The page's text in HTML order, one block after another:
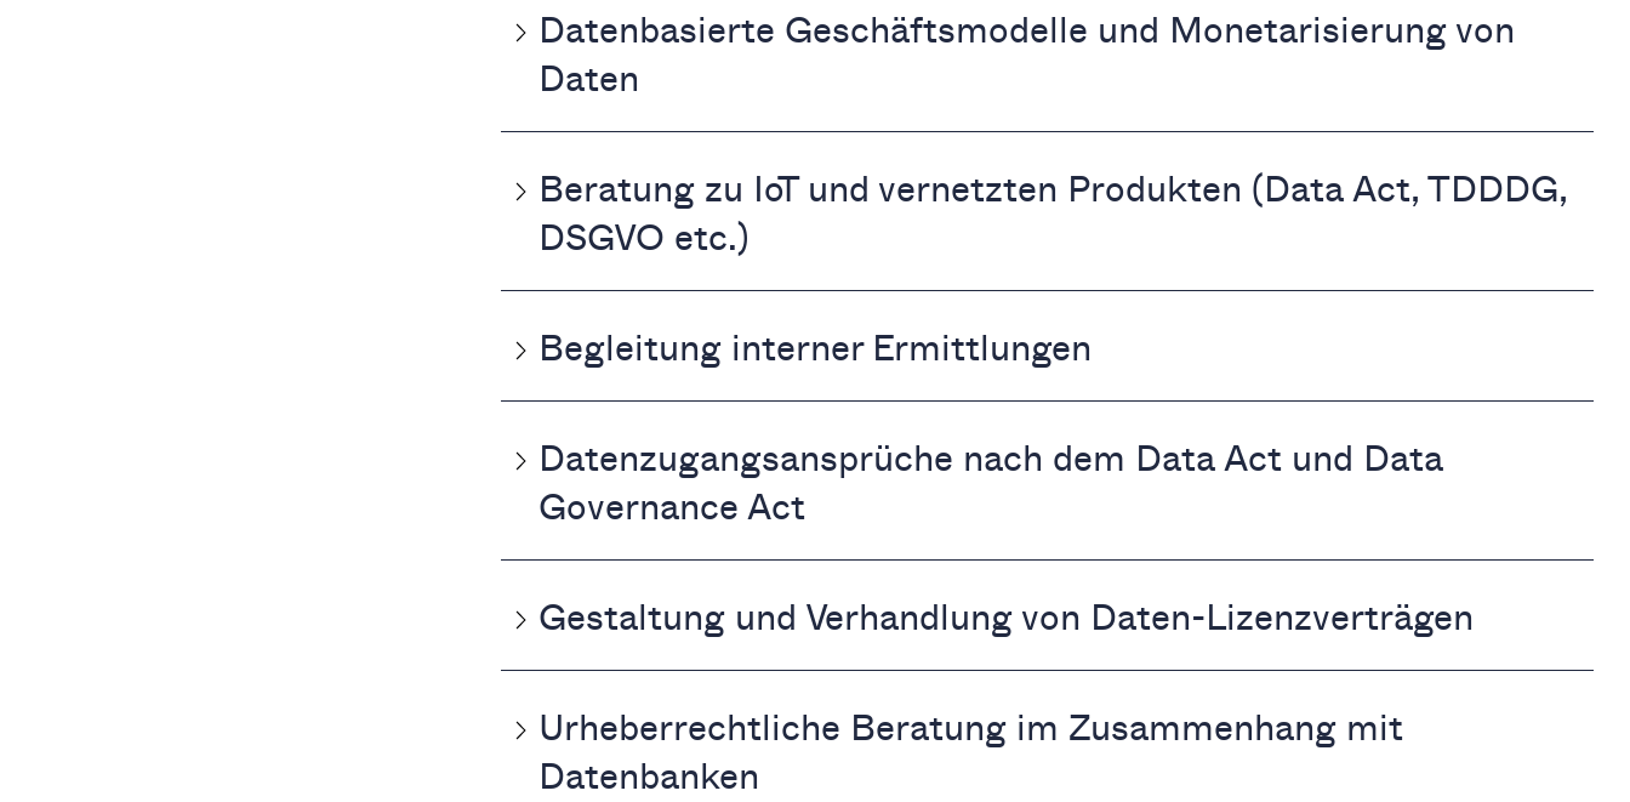
Datenbasierte Geschäftsmodelle und Monetarisierung von
Daten
Beratung zu IoT und vernetzten Produkten (Data Act, TDDDG,
DSGVO etc.)
Begleitung interner Ermittlungen
Datenzugangsansprüche nach dem Data Act und Data
Governance Act
Gestaltung und Verhandlung von Daten-Lizenzverträgen
Urheberrechtliche Beratung im Zusammenhang mit
Datenbanken